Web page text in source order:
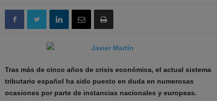
Tras más de cinco años de crisis económica, el actual sistema
tributario español ha sido puesto en duda en numerosas
ocasiones por parte de instancias nacionales y europeas.